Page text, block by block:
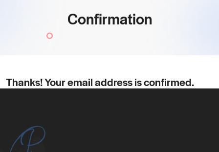
Confirmation
Thanks! Your email address is confirmed.